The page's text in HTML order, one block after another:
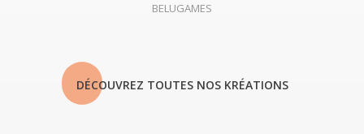
BELUGAMES
DÉCOUVREZ TOUTES NOS KRÉATIONS